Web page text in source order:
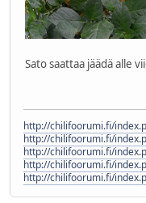
Sato saattaa jäädä alle
http://chilifoorumi.fi/
http://chilifoorumi.fi/
http://chilifoorumi.fi/
http://chilifoorumi.fi/
http://chilifoorumi.fi/